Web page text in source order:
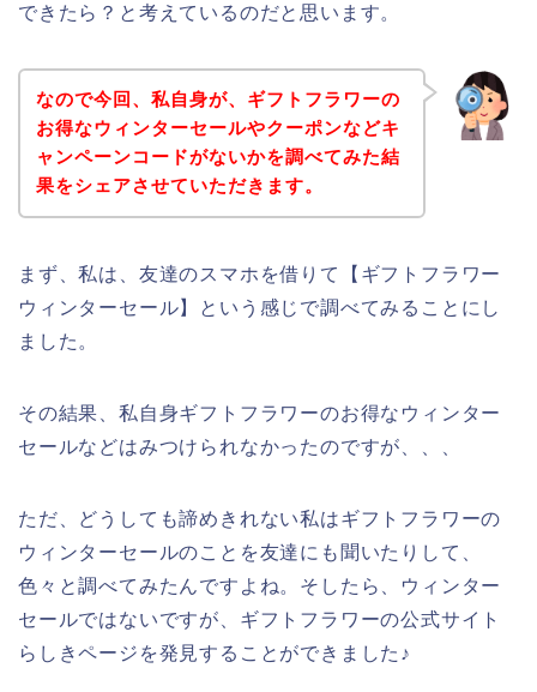
できたら？と考えているのだと思います。
なので今回、私自身が、ギフトフラワーの
お得なウィンターセールやクーポンなどキ
ャンペーンコードがないかを調べてみた結
果をシェアさせていただきます。
まず、私は、友達のスマホを借りて【ギフトフラワー
ウィンターセール】という感じで調べてみることにし
ました。
その結果、私自身ギフトフラワーのお得なウィンター
セールなどはみつけられなかったのですが、、、
ただ、どうしても諦めきれない私はギフトフラワーの
ウィンターセールのことを友達にも聞いたりして、
色々と調べてみたんですよね。そしたら、ウィンター
セールではないですが、ギフトフラワーの公式サイト
らしきページを発見することができました♪